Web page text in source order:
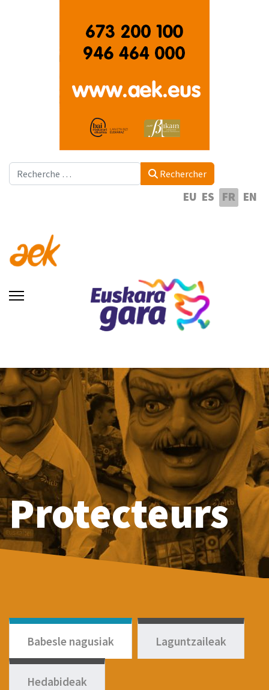
Rechercher Rechercher
EU ES FR EN
Protecteurs
Babesle nagusiak Laguntzaileak
Hedabideak